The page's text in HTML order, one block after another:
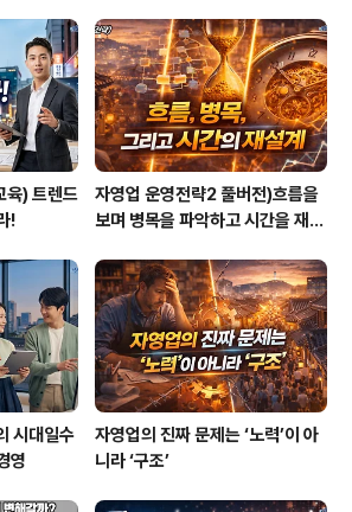
육) 트렌드
!
자영업 운영전략2 풀버전)흐름을
보며 병목을 파악하고 시간을 재설
시대일수
영
자영업의 진짜 문제는 ‘노력’이 아
니라 ‘구조’